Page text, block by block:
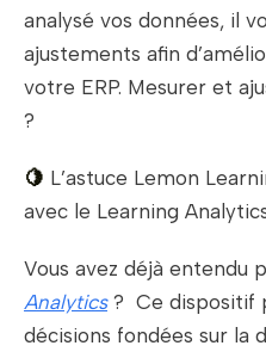
analysé vos données, il
ajustements afin
votre ERP. Mesurer et
?
🍋 L’astuce Lemon
avec le Learning
Vous avez déjà entendu
Analytics? Ce dispositif
décisions fondées sur la